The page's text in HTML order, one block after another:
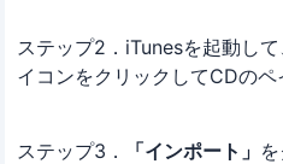
ステップ2．iTunesを起動し
イコンをクリックしてCDのペ
ステップ3． 「インポート」